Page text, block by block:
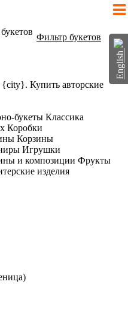
Фильтр букетов
Классика
Коробки
Корзины
Игрушки
Фрукты
English